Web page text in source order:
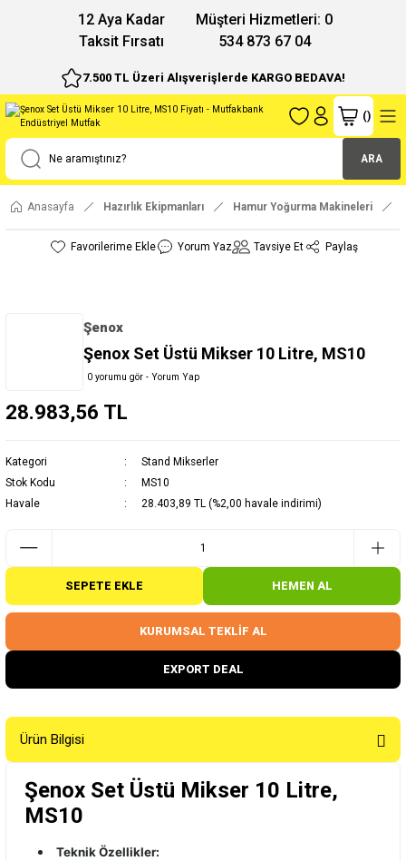
12 Aya Kadar
Taksit Fırsatı
Müşteri Hizmetleri: 0
534 873 67 04
7.500 TL Üzeri Alışverişlerde KARGO BEDAVA!
ARA
()
Anasayfa Hazırlık Ekipmanları Hamur Yoğurma Makineleri
Yorum Yaz Tavsiye Et Paylaş
Şenox
Şenox Set Üstü Mikser 10 Litre, MS10
0 yorumu gör - Yorum Yap
28.983,56 TL
Kategori
Stand Mikserler
Stok Kodu
MS10
Havale
28.403,89 TL (%2,00 havale indirimi)
SEPETE EKLE HEMEN AL
KURUMSAL TEKLİF AL
EXPORT DEAL
Ürün Bilgisi
Şenox Set Üstü Mikser 10 Litre,
MS10
Teknik Özellikler: